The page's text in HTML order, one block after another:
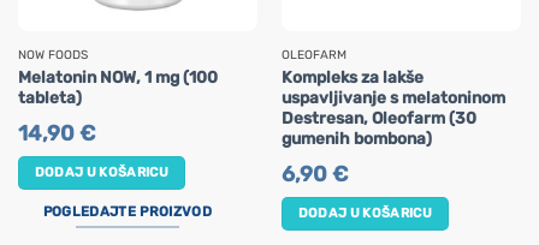
NOW FOODS
Melatonin NOW, 1 mg (100
tableta)
14,90€
DODAJ U KOŠARICU
POGLEDAJTE PROIZVOD
OLEOFARM
Kompleks za lakše
uspavljivanje s melatoninom
Destresan, Oleofarm (30
gumenih bombona)
6,90€
DODAJ U KOŠARICU